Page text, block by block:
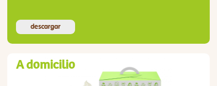
descargar
A domicilio